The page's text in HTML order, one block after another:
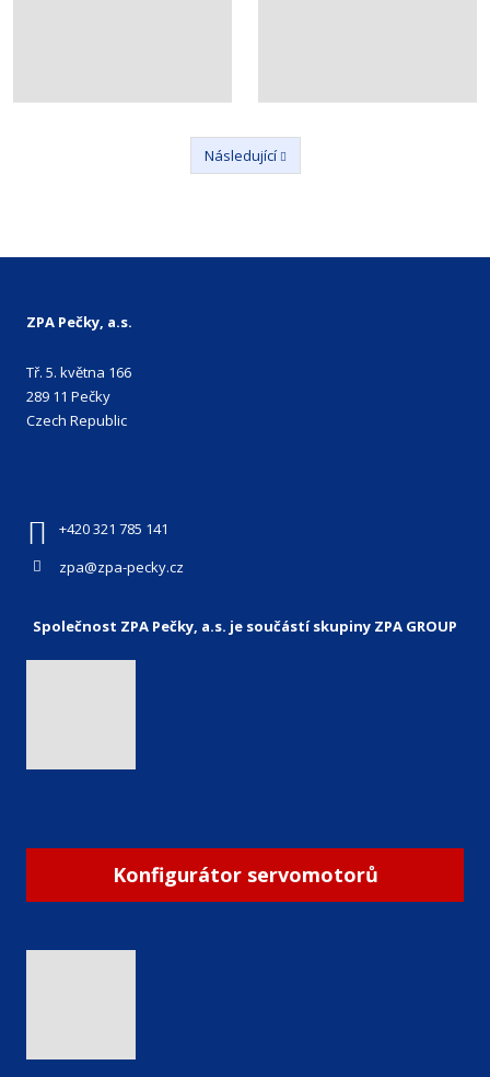
Předchozí
Následující
ZPA Pečky, a.s.
Tř. 5. května 166
289 11 Pečky
Czech Republic
+420 321 785 141
zpa@zpa-pecky.cz
Společnost ZPA Pečky, a.s. je součástí skupiny ZPA GROUP
Konfigurátor servomotorů